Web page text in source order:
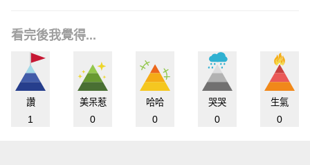
看完後我覺得...
讚
1
美呆惹
0
哈哈
0
哭哭
0
生氣
0